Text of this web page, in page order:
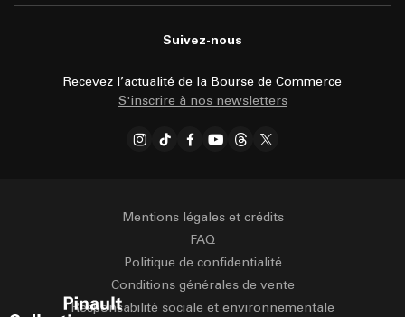
Suivez-nous
Recevez l’actualité de la Bourse de Commerce
S'inscrire à nos newsletters
Mentions légales et crédits
FAQ
Politique de confidentialité
Conditions générales de vente
Responsabilité sociale et environnementale